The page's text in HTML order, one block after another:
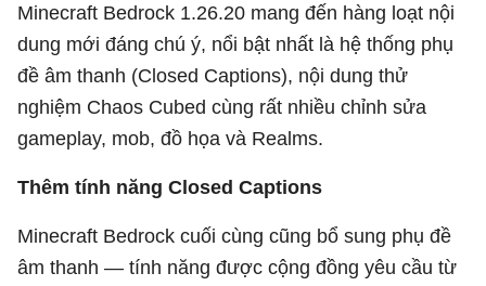
Minecraft Bedrock 1.26.20 mang đến hàng loạt nội
dung mới đáng chú ý, nổi bật nhất là hệ thống phụ
đề âm thanh (Closed Captions), nội dung thử
nghiệm Chaos Cubed cùng rất nhiều chỉnh sửa
gameplay, mob, đồ họa và Realms.
Thêm tính năng Closed Captions
Minecraft Bedrock cuối cùng cũng bổ sung phụ đề
âm thanh — tính năng được cộng đồng yêu cầu từ